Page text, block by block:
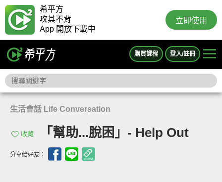
希平方
攻其不背
App 開放下載中
立即使用
購買課程 登入/註冊
生活會話 Life Conversation
收藏 「幫助...脫困」- Help Out
分享給好友：